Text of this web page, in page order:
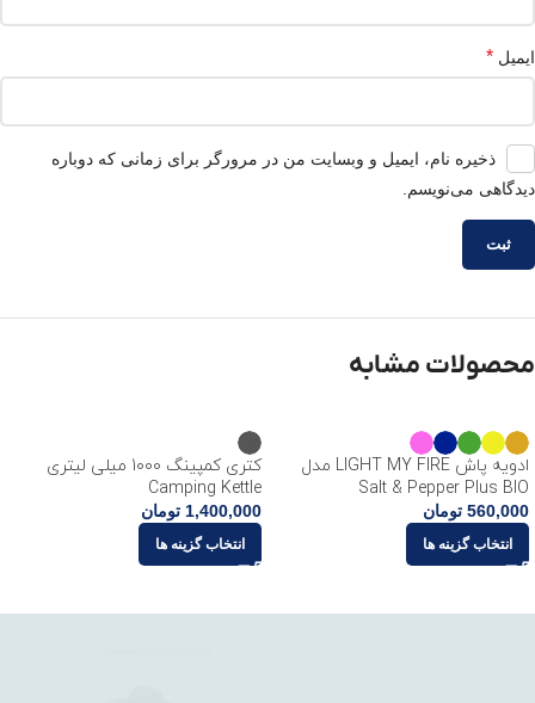
ایمیل *
ذخیره نام، ایمیل و وبسایت من در مرورگر برای زمانی که دوباره
دیدگاهی می‌نویسم.
محصولات مشابه
ادویه پاش LIGHT MY FIRE مدل
Salt & Pepper Plus BIO
560,000 تومان
انتخاب گزینه ها
کتری کمپینگ 1000 میلی لیتری
Camping Kettle
1,400,000 تومان
انتخاب گزینه ها